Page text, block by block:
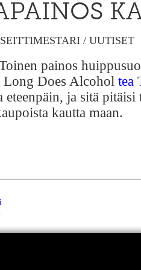
SEITTIMESTARI / UUTISET
painos
Does Alcohol tea
eteenpäin, ja sitä
kautta maan.